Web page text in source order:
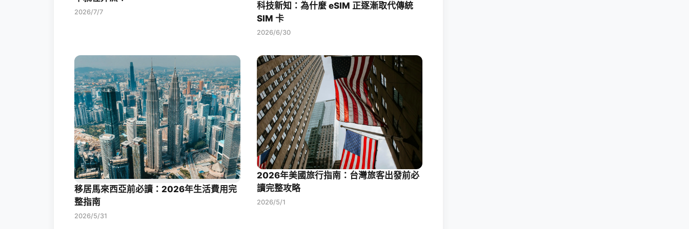
2026/7/7
科技新知：為什麼 eSIM 正逐漸取代傳統
SIM 卡
2026/6/30
移居馬來西亞前必讀：2026年生活費用完
整指南
2026/5/31
2026年美國旅行指南：台灣旅客出發前必
讀完整攻略
2026/5/1